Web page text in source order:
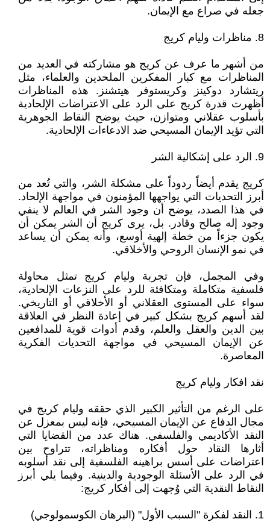
جعله في صراع مع الإيمان.
8. مناظرات وليام كريج
من أشهر ما عرف عن كريج هو مشاركته في العديد من
المناظرات مع كبار المفكرين الملحدين والعلماء، مثل
ريتشارد دوكينز وكريستوفر هيتشنز. هذه المناظرات
أظهرت قدرة كريج على الرد على الاعتراضات الإلحادية
بأسلوب عقلاني ومتوازن، حيث يوضح النقاط الجوهرية
التي تؤيد الإيمان المسيحي ضد الادعاءات الإلحادية.
9. الرد على إشكالية الشر
كريج يقدم أيضاً ردوداً على مشكلة الشر، والتي تُعد من
أبرز التحديات التي يواجهها المؤمنون في مواجهة الإلحاد.
في هذا الصدد، يوضح أن وجود الشر في العالم لا ينفي
وجود إله صالح وقادر. بل، يرى كريج أن الشر يمكن أن
يكون جزءاً من خطة إلهية أوسع، وأنه يمكن أن يساعد
في نمو الإنسان الروحي والأخلاقي.
وفي المجمل، فإن تجربة وليام كريج تمثل محاولة
فلسفية متكاملة ومتكافئة للرد على النزعات الإلحادية،
سواء على المستوى العقلاني أو الأخلاقي أو التاريخي.
لقد أسهم كريج بشكل كبير في إعادة النظر في العلاقة
بين الدين والعقل والعلم، وقدم أدوات قوية للمدافعين
عن الإيمان المسيحي في مواجهة التحديات الفكرية
المعاصرة.
نقد افكار وليام كريج
على الرغم من التأثير الكبير الذي حققه وليام كريج في
مجال الدفاع عن الإيمان المسيحي، فإنه ليس بمعزل عن
النقد الأكاديمي والفلسفي. هناك عدد من القضايا التي
أثارها النقاد حول أفكاره ومناظراته، تتراوح بين
اعتراضات على أسس براهينه الفلسفية إلى نقد أسلوبه
في الرد على الأسئلة الوجودية والدينية. وفيما يلي أبرز
النقاط النقدية التي وُجهت إلى أفكار كريج:
1. النقد لفكرة "السبب الأول" (البرهان الكوسمولوجي)